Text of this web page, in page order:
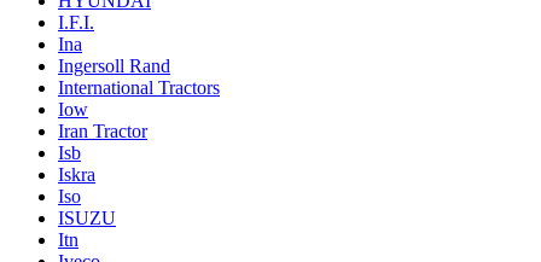
I.F.I.
Ina
Ingersoll Rand
International Tractors
Iow
Iran Tractor
Isb
Iskra
Iso
ISUZU
Itn